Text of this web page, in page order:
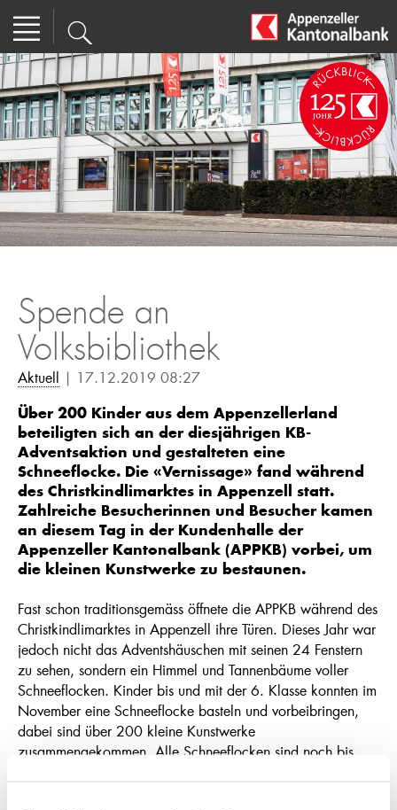
Spende an
Volksbibliothek
Aktuell | 17.12.2019 08:27
Über 200 Kinder aus dem Appenzellerland
beteiligten sich an der diesjährigen KB-
Adventsaktion und gestalteten eine
Schneeflocke. Die «Vernissage» fand während
des Christkindlimarktes in Appenzell statt.
Zahlreiche Besucherinnen und Besucher kamen
an diesem Tag in der Kundenhalle der
Appenzeller Kantonalbank (APPKB) vorbei, um
die kleinen Kunstwerke zu bestaunen.
Fast schon traditionsgemäss öffnete die APPKB während des
Christkindlimarktes in Appenzell ihre Türen. Dieses Jahr war
jedoch nicht das Adventshäuschen mit seinen 24 Fenstern
zu sehen, sondern ein Himmel und Tannenbäume voller
Schneeflocken. Kinder bis und mit der 6. Klasse konnten im
November eine Schneeflocke basteln und vorbeibringen,
dabei sind über 200 kleine Kunstwerke
zusammengekommen. Alle Schneeflocken sind noch bis